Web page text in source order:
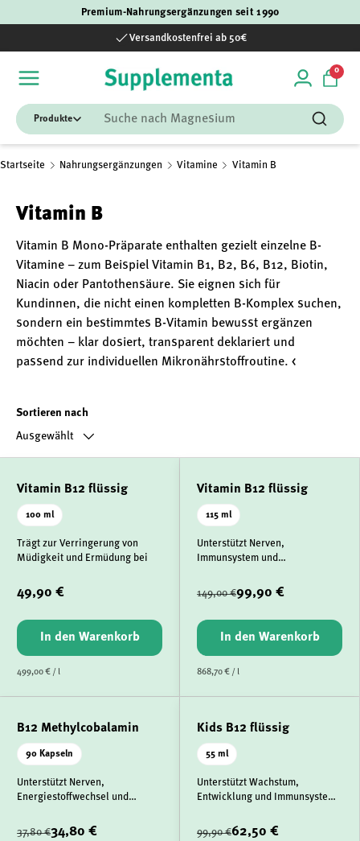
Premium-Nahrungsergänzungen seit 1990
Versandkostenfrei ab 50€
Einloggen
00
Suchen
Suchen
Startseite Nahrungsergänzungen Vitamine Vitamin B
Vitamin B
Vitamin B Mono-Präparate enthalten gezielt einzelne B-
Vitamine – zum Beispiel Vitamin B1, B2, B6, B12, Biotin,
Niacin oder Pantothensäure. Sie eignen sich für
Kundinnen, die nicht einen kompletten B-Komplex suchen,
sondern ein bestimmtes B-Vitamin bewusst ergänzen
möchten – klar dosiert, transparent deklariert und
passend zur individuellen Mikronährstoffroutine. <
Sortieren nach
Ausgewählt
Vitamin B12 flüssig
100 ml
Trägt zur Verringerung von
Müdigkeit und Ermüdung bei
49,90 €
In den Warenkorb
499,00 € / l
Vitamin B12 flüssig
115 ml
Unterstützt Nerven,
Immunsystem und
149,00 €99,90 €
In den Warenkorb
868,70 € / l
B12 Methylcobalamin
90 Kapseln
Unterstützt Nerven,
Energiestoffwechsel und
37,80 €34,80 €
Kids B12 flüssig
55 ml
Unterstützt Wachstum,
Entwicklung und Immunsystem
99,90 €62,50 €